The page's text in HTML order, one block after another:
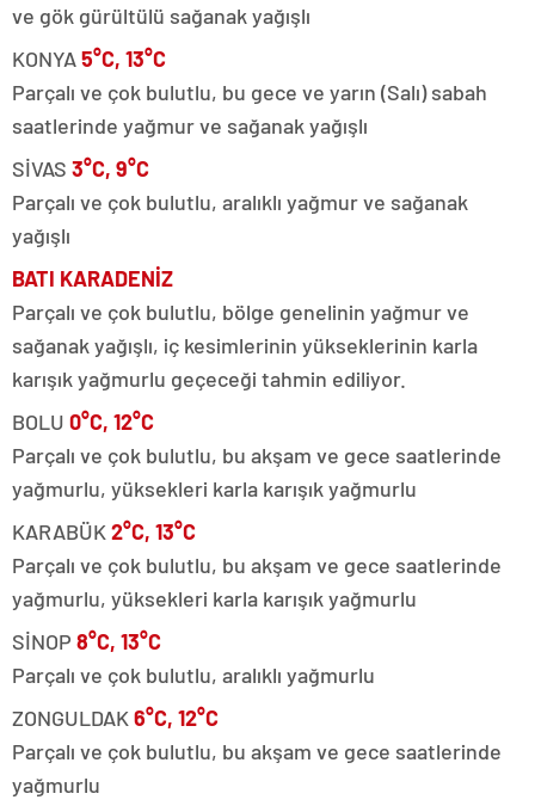
ve gök gürültülü sağanak yağışlı
KONYA5°C, 13°C
Parçalı ve çok bulutlu, bu gece ve yarın (Salı) sabah
saatlerinde yağmur ve sağanak yağışlı
SİVAS 3°C, 9°C
Parçalı ve çok bulutlu, aralıklı yağmur ve sağanak
yağışlı
BATI KARADENİZ
Parçalı ve çok bulutlu, bölge genelinin yağmur ve
sağanak yağışlı, iç kesimlerinin yükseklerinin karla
karışık yağmurlu geçeceği tahmin ediliyor.
BOLU 0°C, 12°C
Parçalı ve çok bulutlu, bu akşam ve gece saatlerinde
yağmurlu, yüksekleri karla karışık yağmurlu
KARABÜK 2°C, 13°C
Parçalı ve çok bulutlu, bu akşam ve gece saatlerinde
yağmurlu, yüksekleri karla karışık yağmurlu
SİNOP 8°C, 13°C
Parçalı ve çok bulutlu, aralıklı yağmurlu
ZONGULDAK 6°C, 12°C
Parçalı ve çok bulutlu, bu akşam ve gece saatlerinde
yağmurlu